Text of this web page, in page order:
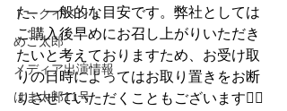
トークイベント
めご太郎
メディア出演情報
はま太郎11号
た、一般的な目安です。弊社としては
ご購入後早めにお召し上がりいただき
たいと考えておりますため、お受け取
りの日時によってはお取り置きをお断
りさせていただくこともございます🙇‍♀️